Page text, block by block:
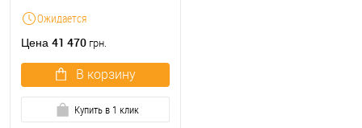
Ожидается
Цена 41 470 грн.
В корзину
Купить в 1 клик